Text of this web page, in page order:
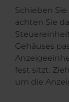
Schieben
achten Sie
Gehäuses
fest sitzt.
um die